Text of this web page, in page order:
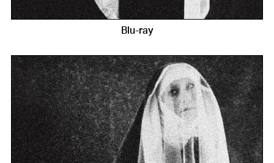
Blu-ray